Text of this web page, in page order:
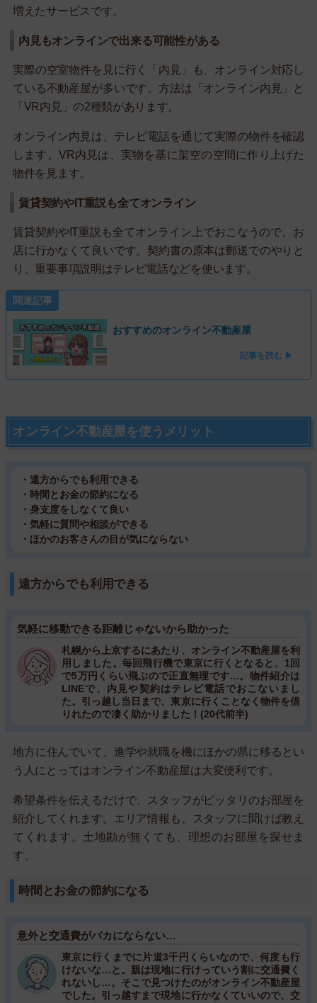
増えたサービスです。
内見もオンラインで出来る可能性がある
実際の空室物件を見に行く「内見」も、オンライン対応し
ている不動産屋が多いです。方法は「オンライン内見」と
「VR内見」の2種類があります。
オンライン内見は、テレビ電話を通じて実際の物件を確認
します。VR内見は、実物を基に架空の空間に作り上げた
物件を見ます。
賃貸契約やIT重説も全てオンライン
賃貸契約やIT重説も全てオンライン上でおこなうので、お
店に行かなくて良いです。契約書の原本は郵送でのやりと
り、重要事項説明はテレビ電話などを使います。
関連記事
おすすめのオンライン不動産屋
記事を読む ▶
オンライン不動産屋を使うメリット
・遠方からでも利用できる
・時間とお金の節約になる
・身支度をしなくて良い
・気軽に質問や相談ができる
・ほかのお客さんの目が気にならない
遠方からでも利用できる
気軽に移動できる距離じゃないから助かった
札幌から上京するにあたり、オンライン不動産屋を利
用しました。毎回飛行機で東京に行くとなると、1回
で5万円くらい飛ぶので正直無理です…。物件紹介は
LINEで、内見や契約はテレビ電話でおこないまし
た。引っ越し当日まで、東京に行くことなく物件を借
りれたので凄く助かりました！(20代前半)
地方に住んでいて、進学や就職を機にほかの県に移るとい
う人にとってはオンライン不動産屋は大変便利です。
希望条件を伝えるだけで、スタッフがピッタリのお部屋を
紹介してくれます。エリア情報も、スタッフに聞けば教え
てくれます。土地勘が無くても、理想のお部屋を探せま
す。
時間とお金の節約になる
意外と交通費がバカにならない…
東京に行くまでに片道3千円くらいなので、何度も行
けないな…と。親は現地に行けっていう割に交通費く
れないし…。そこで見つけたのがオンライン不動産屋
でした。引っ越すまで現地に行かなくていいので、交